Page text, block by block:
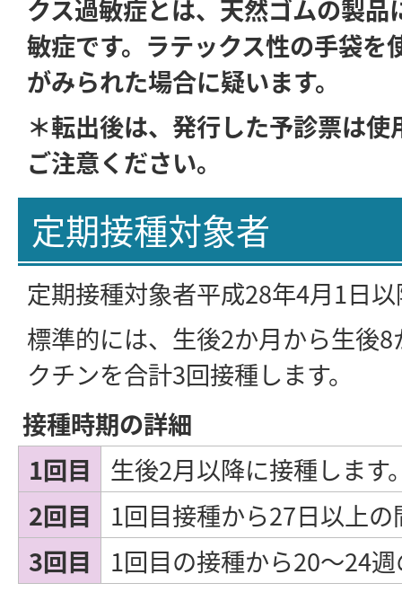
クス過敏症とは、天然ゴムの製
敏症です。ラテックス性の手袋を
がみられた場合に疑います。
＊転出後は、発行した予診票は
ご注意ください。
定期接種対象者
定期接種対象者平成28年4月1日
標準的には、生後2か月から生後
クチンを合計3回接種します。
接種時期の詳細
1回目
生後2月以降に接種します
2回目
1回目接種から27日以上
3回目
1回目の接種から20～24